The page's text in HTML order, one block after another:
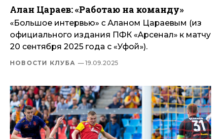
Алан Цараев: «Работаю на команду»
«Большое интервью» с Аланом Цараевым (из
официального издания ПФК «Арсенал» к матчу
20 сентября 2025 года с «Уфой»).
НОВОСТИ КЛУБА — 19.09.2025